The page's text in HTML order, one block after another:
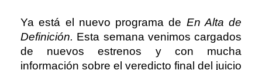
Ya está el nuevo programa de En Alta de
Definición. Esta semana venimos cargados
de nuevos estrenos y con mucha
información sobre el veredicto final del juicio